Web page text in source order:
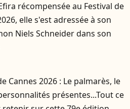
récompensée au Festival de
elle s'est adressée à son
Niels Schneider dans son
Cannes 2026 : Le palmarès, le
présentes...Tout ce